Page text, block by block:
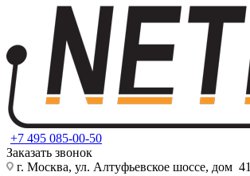
+7 495 085-00-50
Заказать звонок
г. Москва, ул. Алтуфьевское шоссе, дом 41